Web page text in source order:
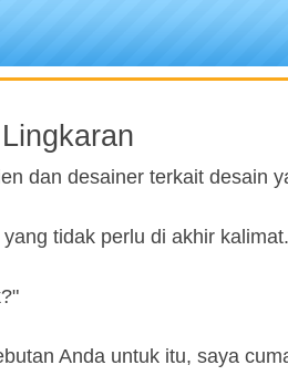
dan desainer terkait desain
tidak perlu di akhir
Anda untuk itu, saya